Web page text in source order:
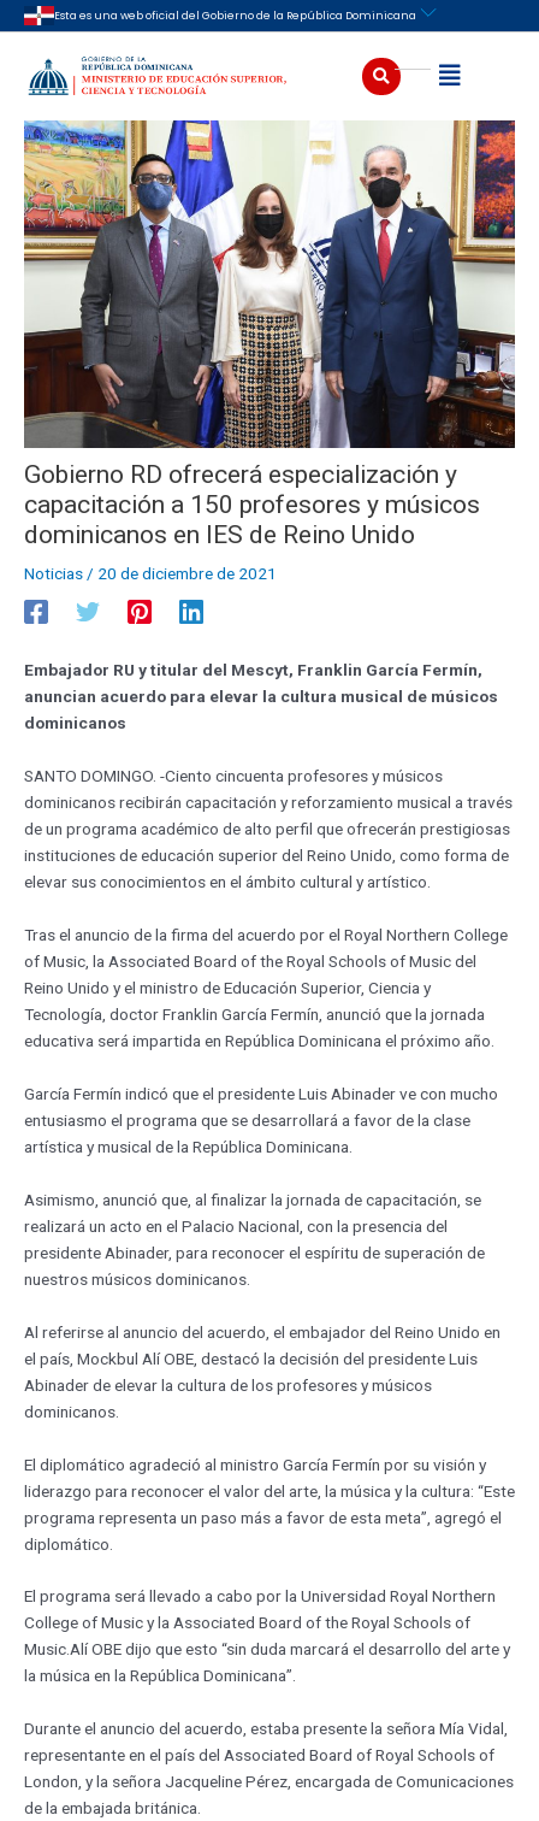
al
contenido
Esta es una web oficial del Gobierno de la República Dominicana
Buscar Abrir
Gobierno RD ofrecerá especialización y
capacitación a 150 profesores y músicos
dominicanos en IES de Reino Unido
Noticias / 20 de diciembre de 2021
Embajador RU y titular del Mescyt, Franklin García Fermín,
anuncian acuerdo para elevar la cultura musical de músicos
dominicanos
SANTO DOMINGO. -Ciento cincuenta profesores y músicos
dominicanos recibirán capacitación y reforzamiento musical a través
de un programa académico de alto perfil que ofrecerán prestigiosas
instituciones de educación superior del Reino Unido, como forma de
elevar sus conocimientos en el ámbito cultural y artístico.
Tras el anuncio de la firma del acuerdo por el Royal Northern College
of Music, la Associated Board of the Royal Schools of Music del
Reino Unido y el ministro de Educación Superior, Ciencia y
Tecnología, doctor Franklin García Fermín, anunció que la jornada
educativa será impartida en República Dominicana el próximo año.
García Fermín indicó que el presidente Luis Abinader ve con mucho
entusiasmo el programa que se desarrollará a favor de la clase
artística y musical de la República Dominicana.
Asimismo, anunció que, al finalizar la jornada de capacitación, se
realizará un acto en el Palacio Nacional, con la presencia del
presidente Abinader, para reconocer el espíritu de superación de
nuestros músicos dominicanos.
Al referirse al anuncio del acuerdo, el embajador del Reino Unido en
el país, Mockbul Alí OBE, destacó la decisión del presidente Luis
Abinader de elevar la cultura de los profesores y músicos
dominicanos.
El diplomático agradeció al ministro García Fermín por su visión y
liderazgo para reconocer el valor del arte, la música y la cultura: “Este
programa representa un paso más a favor de esta meta”, agregó el
diplomático.
El programa será llevado a cabo por la Universidad Royal Northern
College of Music y la Associated Board of the Royal Schools of
Music.Alí OBE dijo que esto “sin duda marcará el desarrollo del arte y
la música en la República Dominicana”.
Durante el anuncio del acuerdo, estaba presente la señora Mía Vidal,
representante en el país del Associated Board of Royal Schools of
London, y la señora Jacqueline Pérez, encargada de Comunicaciones
de la embajada británica.
Navegación
de
entradas